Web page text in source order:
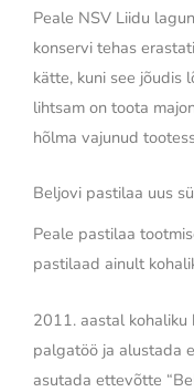
Peale NSV Liidu
konservi tehas
kätte, kuni see jõudis
lihtsam on toota
hõlma vajunud
Beljovi pastilaa uus
Peale pastilaa
pastilaad ainult
2011. aastal kohaliku
palgatöö ja alustada
asutada ettevõtte